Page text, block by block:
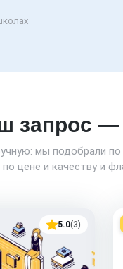
запрос
мы подобрали
цене и качеству и
5.0(3)